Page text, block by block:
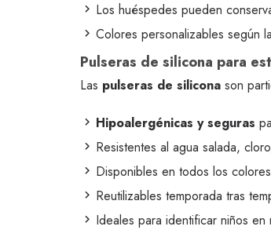
Los huéspedes pueden
Colores personalizables según
Pulseras de silicona para
Las pulseras de silicona son
Hipoalergénicas y seguras
Resistentes al agua salada,
Disponibles en todos los
Reutilizables temporada tras
Ideales para identificar niños en